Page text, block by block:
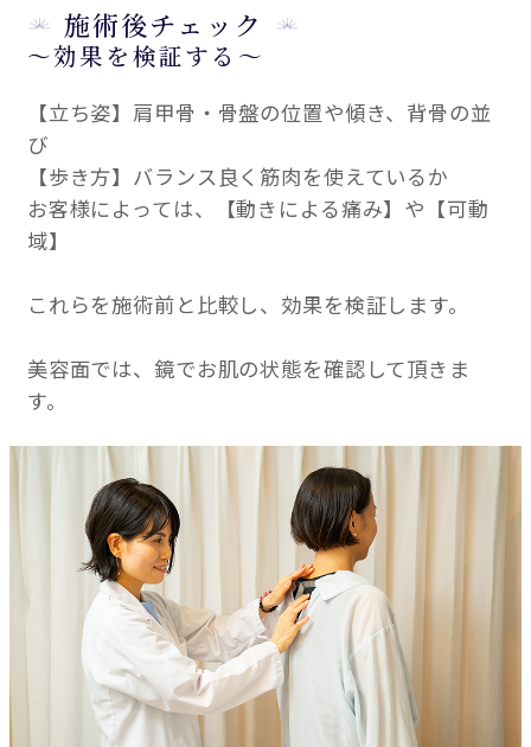
施術後チェック
～効果を検証する～
【立ち姿】肩甲骨・骨盤の位置や傾き、背骨の並
び
【歩き方】バランス良く筋肉を使えているか
お客様によっては、【動きによる痛み】や【可動
域】
これらを施術前と比較し、効果を検証します。
美容面では、鏡でお肌の状態を確認して頂きま
す。